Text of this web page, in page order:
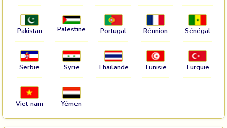
Pakistan Palestine Portugal Réunion Sénégal
Serbie Syrie Thaïlande Tunisie Turquie
Viet-nam Yémen